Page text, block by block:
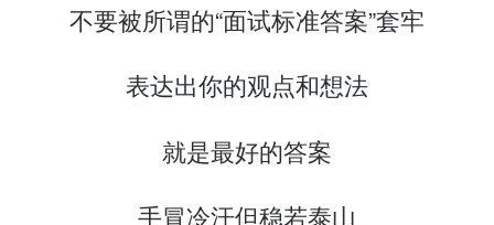
不要被所谓的“面试标准答案”套牢
表达出你的观点和想法
就是最好的答案
手冒冷汗但稳若泰山